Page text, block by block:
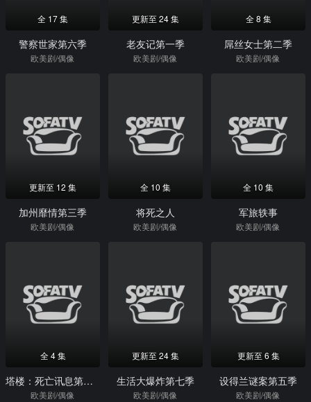
全 17 集
警察世家第六季
欧美剧/偶像
更新至 24 集
老友记第一季
欧美剧/偶像
全 8 集
屌丝女士第二季
欧美剧/偶像
更新至 12 集
加州靡情第三季
欧美剧/偶像
全 10 集
将死之人
欧美剧/偶像
全 10 集
军旅轶事
欧美剧/偶像
全 4 集
塔楼：死亡讯息第二季
欧美剧/偶像
更新至 24 集
生活大爆炸第七季
欧美剧/偶像
更新至 6 集
设得兰谜案第五季
欧美剧/偶像